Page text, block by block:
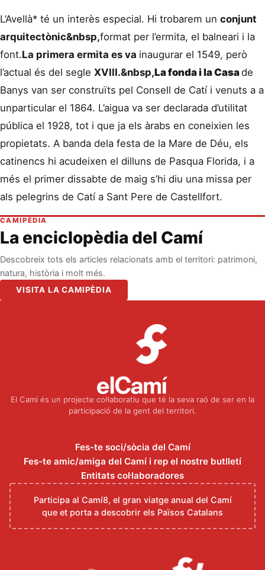
L’Avellà* té un interès especial. Hi trobarem un conjunt
arquitectònic&nbsp,format per l’ermita, el balneari i la
font.La primera ermita es va inaugurar el 1549, però
l’actual és del segle XVIII.&nbsp,La fonda i la Casade
Banys van ser construïts pel Consell de Catí i venuts a a
unparticular el 1864. L’aigua va ser declarada d’utilitat
pública el 1928, tot i que ja els àrabs en coneixien les
propietats. A banda dela festa de la Mare de Déu, els
catinencs hi acudeixen el dilluns de Pasqua Florida, i a
més el primer dissabte de maig s’hi diu una missa per
als pelegrins de Catí a Sant Pere de Castellfort.
CAMIPÈDIA
La enciclopèdia del Camí
Descobreix tots els articles relacionats amb el territori: patrimoni,
natura, història i molt més.
VISITA LA CAMIPÈDIA
El Camí és un projecte col·laboratiu que té la seva raó de ser en la
participació de la gent del territori.
Fes-te soci/sòcia del Camí
Fes-te amic/amiga del Camí i rep el nostre butlletí
Entitats col·laboradores
Participa al Camí8, el gran viatge anual del Camí
que et porta a descobrir els Països Catalans